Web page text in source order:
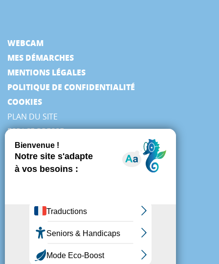
WEBCAM
MES DÉMARCHES
MENTIONS LÉGALES
POLITIQUE DE CONFIDENTIALITÉ
COOKIES
PLAN DU SITE
ESPACE PRESSE